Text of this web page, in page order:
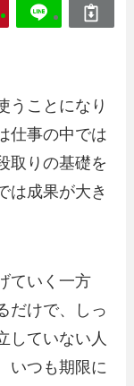
うことになり
仕事の中では
取りの基礎を
は成果が大き
ていく一方
だけで、しっ
していない人
いつも期限に